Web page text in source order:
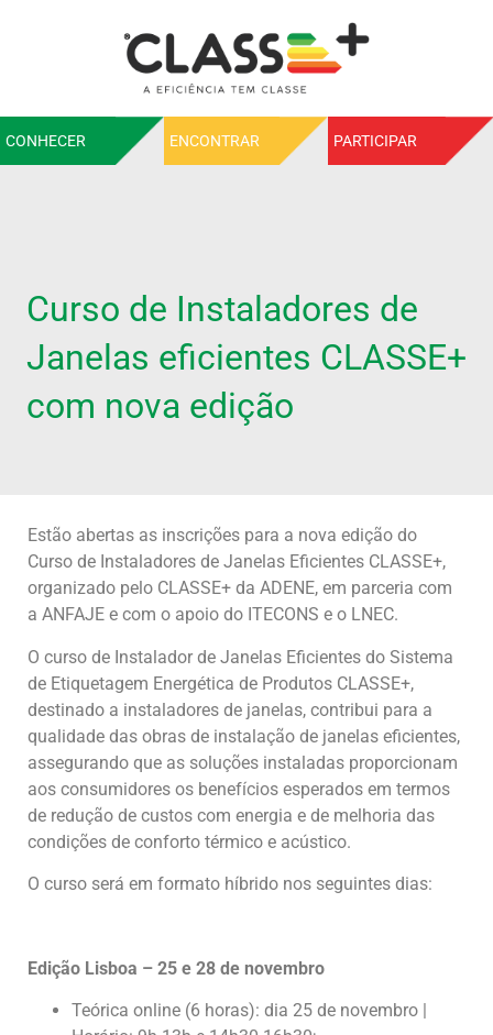
CONHECER ENCONTRAR PARTICIPAR
Curso de Instaladores de
Janelas eficientes CLASSE+
com nova edição
Estão abertas as inscrições para a nova edição do
Curso de Instaladores de Janelas Eficientes CLASSE+,
organizado pelo CLASSE+ da ADENE, em parceria com
a ANFAJE e com o apoio do ITECONS e o LNEC.
O curso de Instalador de Janelas Eficientes do Sistema
de Etiquetagem Energética de Produtos CLASSE+,
destinado a instaladores de janelas, contribui para a
qualidade das obras de instalação de janelas eficientes,
assegurando que as soluções instaladas proporcionam
aos consumidores os benefícios esperados em termos
de redução de custos com energia e de melhoria das
condições de conforto térmico e acústico.
O curso será em formato híbrido nos seguintes dias:
Edição Lisboa – 25 e 28 de novembro
Teórica online (6 horas): dia 25 de novembro |